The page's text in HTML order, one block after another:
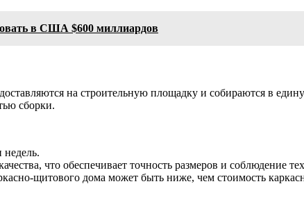
в США $600 миллиардов
на строительную площадку и собираются в
сборки.
недель.
что обеспечивает точность размеров и соблюдение
щитового дома может быть ниже, чем стоимость